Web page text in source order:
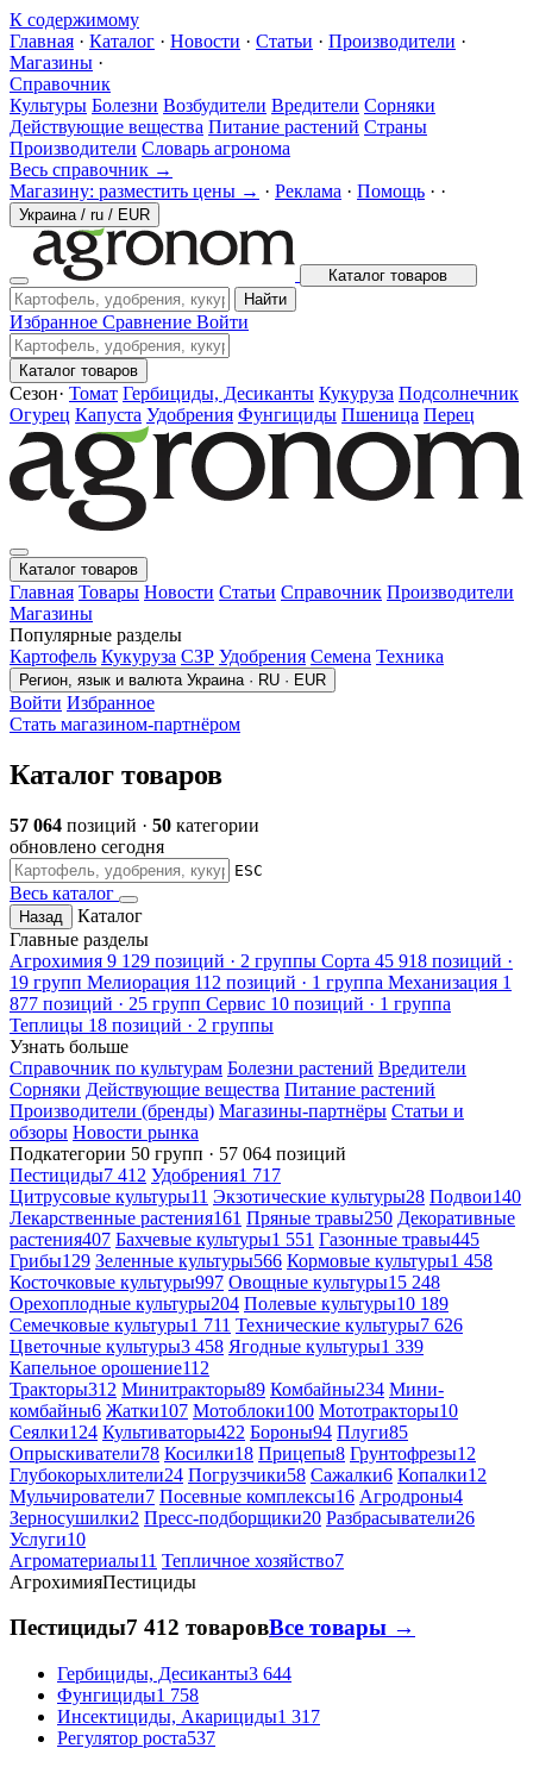
К содержимому
Главная · Каталог · Новости · Статьи · Производители ·
Магазины ·
Справочник
Культуры Болезни Возбудители Вредители Сорняки
Действующие вещества Питание растений Страны
Производители Словарь агронома
Весь справочник →
Магазину: разместить цены → · Реклама · Помощь · ·
Украина / ru / EUR
Каталог товаров
Найти
Избранное Сравнение Войти
Каталог товаров
Сезон· Томат Гербициды, Десиканты Кукуруза Подсолнечник
Огурец Капуста Удобрения Фунгициды Пшеница Перец
Каталог товаров
Главная Товары Новости Статьи Справочник Производители
Магазины
Популярные разделы
Картофель Кукуруза СЗР Удобрения Семена Техника
Регион, язык и валюта Украина · RU · EUR
Войти Избранное
Стать магазином-партнёром
Каталог товаров
57 064 позиций · 50 категории
обновлено сегодня
ESC
Весь каталог
Назад
Каталог
Главные разделы
Агрохимия 9 129 позиций · 2 группы Сорта 45 918 позиций ·
19 групп Мелиорация 112 позиций · 1 группа Механизация 1
877 позиций · 25 групп Сервис 10 позиций · 1 группа
Теплицы 18 позиций · 2 группы
Узнать больше
Справочник по культурам Болезни растений Вредители
Сорняки Действующие вещества Питание растений
Производители (бренды) Магазины-партнёры Статьи и
обзоры Новости рынка
Подкатегории 50 групп · 57 064 позиций
Пестициды7 412 Удобрения1 717
Цитрусовые культуры11 Экзотические культуры28 Подвои140
Лекарственные растения161 Пряные травы250 Декоративные
растения407 Бахчевые культуры1 551 Газонные травы445
Грибы129 Зеленные культуры566 Кормовые культуры1 458
Косточковые культуры997 Овощные культуры15 248
Орехоплодные культуры204 Полевые культуры10 189
Семечковые культуры1 711 Технические культуры7 626
Цветочные культуры3 458 Ягодные культуры1 339
Капельное орошение112
Тракторы312 Минитракторы89 Комбайны234 Мини-
комбайны6 Жатки107 Мотоблоки100 Мототракторы10
Сеялки124 Культиваторы422 Бороны94 Плуги85
Опрыскиватели78 Косилки18 Прицепы8 Грунтофрезы12
Глубокорыхлители24 Погрузчики58 Сажалки6 Копалки12
Мульчирователи7 Посевные комплексы16 Агродроны4
Зерносушилки2 Пресс-подборщики20 Разбрасыватели26
Услуги10
Агроматериалы11 Тепличное хозяйство7
АгрохимияПестициды
Пестициды7 412 товаровВсе товары →
Гербициды, Десиканты3 644
Фунгициды1 758
Инсектициды, Акарициды1 317
Регулятор роста537